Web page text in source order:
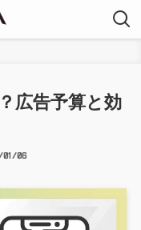
広告予算と効
01/06